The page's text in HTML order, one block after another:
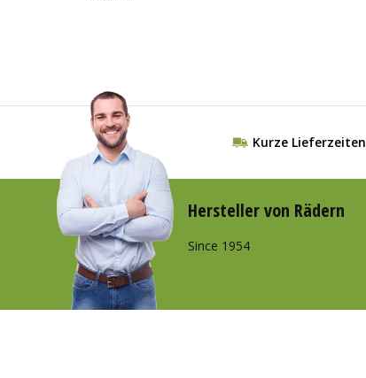
Kurze Lieferzeiten
Hersteller von Rädern
Since 1954